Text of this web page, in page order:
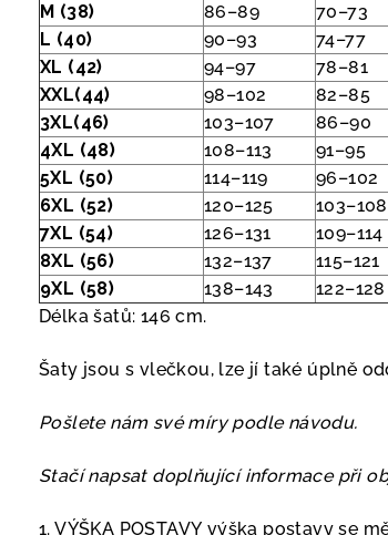
M (38)
86–89 70–73
L (40)
90–93 74–77
XL (42)
94–97 78–81
XXL(44)
98–102 82–85
3XL(46)
103–107 86–90
4XL (48)
108–113 91–95
5XL (50)
114–119 96–102
6XL (52)
120–125 103–108
7XL (54)
126–131 109–114
8XL (56)
132–137 115–121
9XL (58)
138–143 122–128
Délka šatů: 146 cm.
Šaty jsou s vlečkou, lze jí také úplně
Pošlete nám své míry podle návodu.
Stačí napsat doplňující informace při
1. VÝŠKA POSTAVY výška postavy se